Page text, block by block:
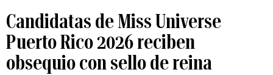
Candidatas de Miss Universe
Puerto Rico 2026 reciben
obsequio con sello de reina